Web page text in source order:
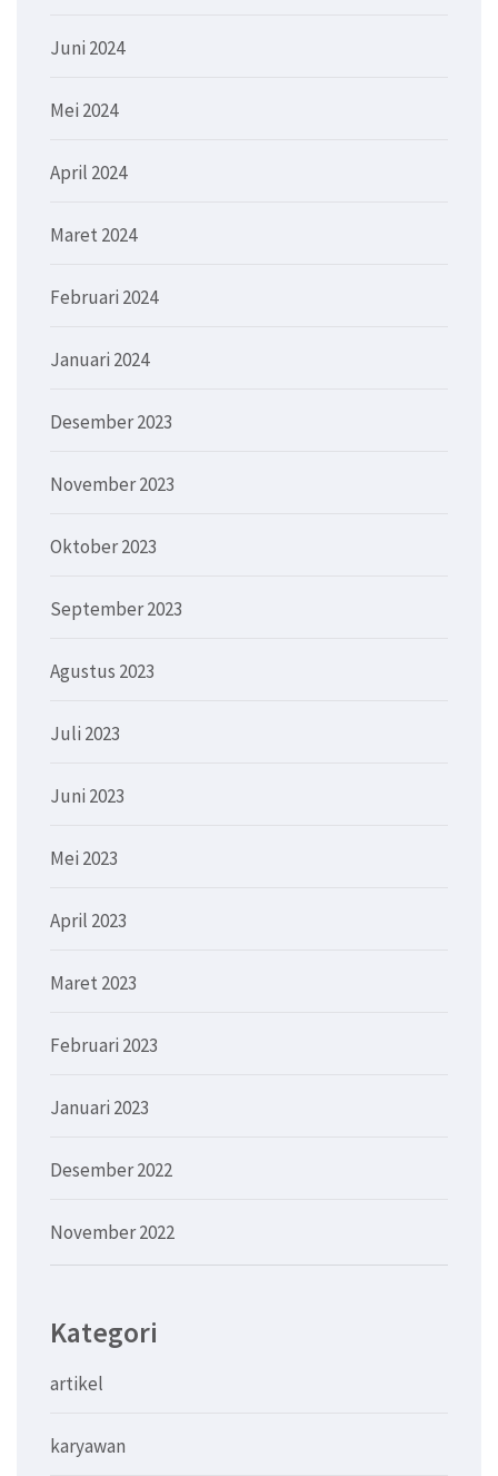
Juni 2024
Mei 2024
April 2024
Maret 2024
Februari 2024
Januari 2024
Desember 2023
November 2023
Oktober 2023
September 2023
Agustus 2023
Juli 2023
Juni 2023
Mei 2023
April 2023
Maret 2023
Februari 2023
Januari 2023
Desember 2022
November 2022
Kategori
artikel
karyawan